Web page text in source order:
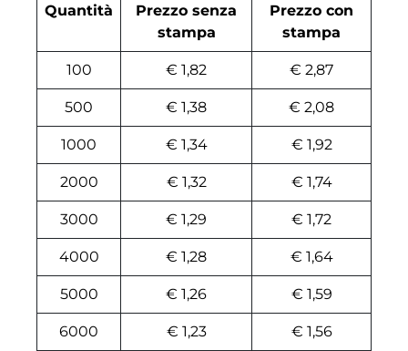
Quantità
Prezzo senza
stampa
Prezzo con
stampa
100 € 1,82 € 2,87
500 € 1,38 € 2,08
1000 € 1,34 € 1,92
2000 € 1,32 € 1,74
3000 € 1,29 € 1,72
4000 € 1,28 € 1,64
5000 € 1,26 € 1,59
6000 € 1,23 € 1,56